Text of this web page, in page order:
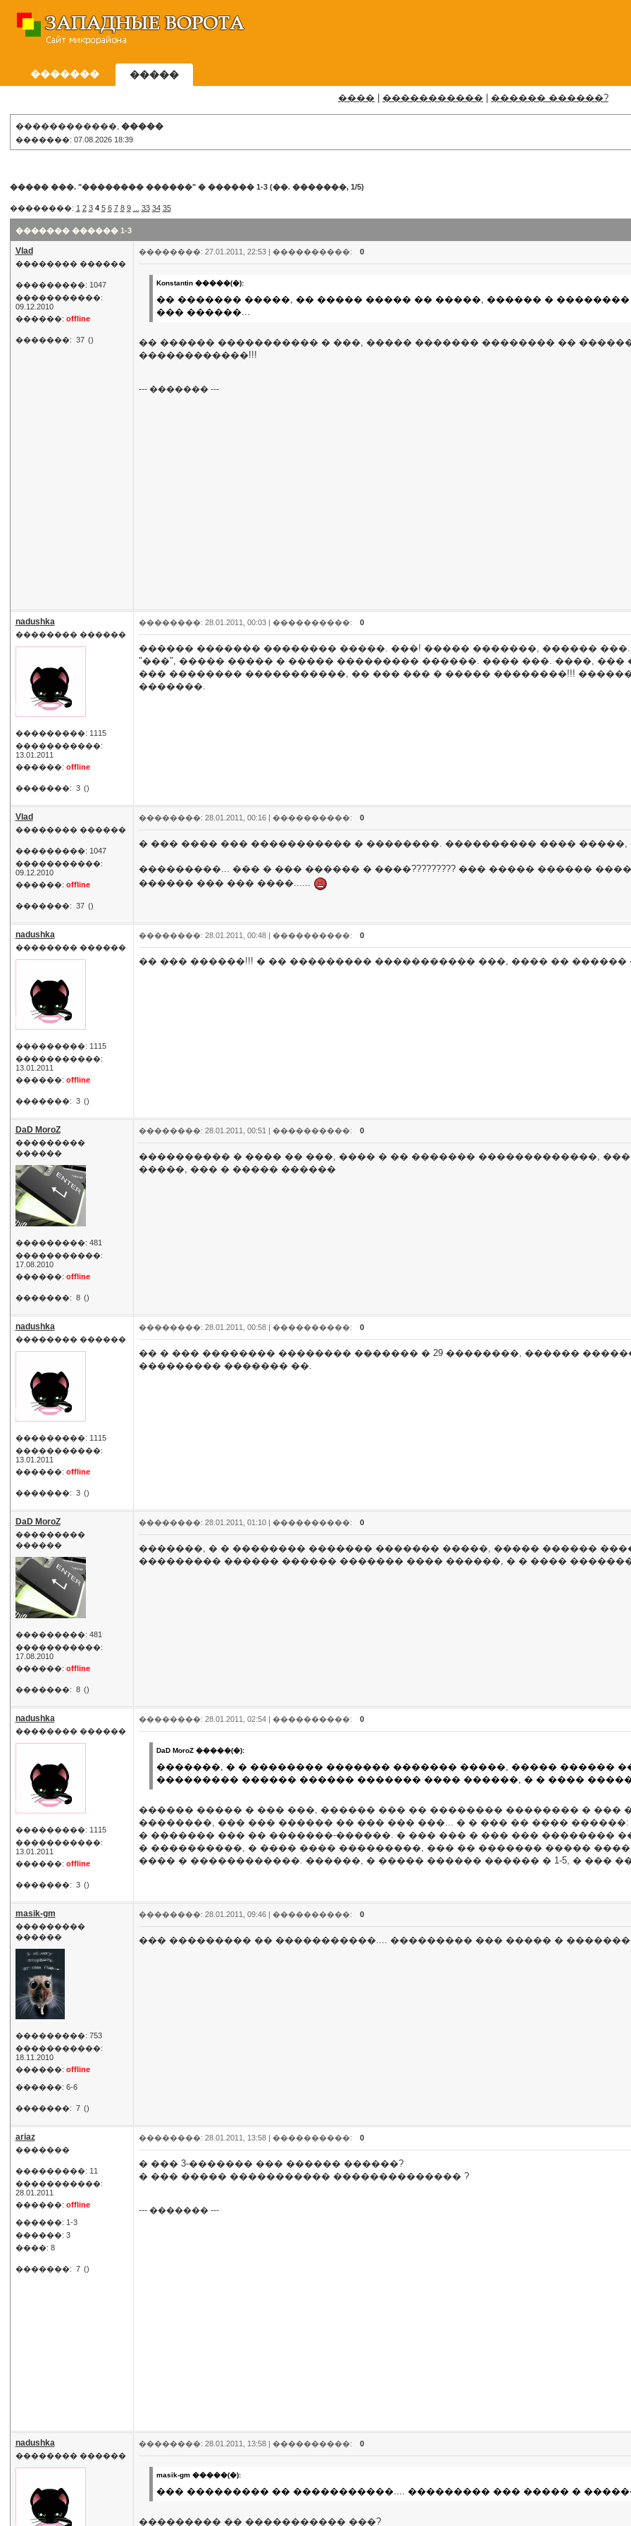
������� �����
���� ����������� ������ ������?
������������, �����
�������: 07.08.2026 18:39
����� ���. "�������� ������"� ������ 1-3 (��. �������, 1/5)
��������: 1 2 3 4 5 6 7 8 9 33 34 35
������� ������ 1-3
Vlad
�������� ������
���������: 1047
�����������:
09.12.2010
������: offline
�������: 37 ()
��������: 27.01.2011, 22:53 | ����������: 0
Konstantin �����(�):
�� ������� �����, �� ����� ����� �� �����, ������ �
��� ������...
�� ������ ����������� � ���, ����� ������� �������� ��
������������!!!
--- ������� ---
nadushka
�������� ������
���������: 1115
�����������:
13.01.2011
������: offline
�������: 3 ()
��������: 28.01.2011, 00:03 | ����������: 0
������ ������� �������� �����. ���! ����� �������, ������
"���", ����� ����� � ����� ��������� ������. ���� ���. ����,
��� �������� �����������, �� ��� ��� � ����� ��������!!!
�������.
Vlad
�������� ������
���������: 1047
�����������:
09.12.2010
������: offline
�������: 37 ()
��������: 28.01.2011, 00:16 | ����������: 0
� ��� ���� ��� ����������� � ��������. ���������� ���� �����,
���������... ��� � ��� ������ � ����????????? ��� ����� ������
������ ��� ��� ����......
nadushka
�������� ������
���������: 1115
�����������:
13.01.2011
������: offline
�������: 3 ()
��������: 28.01.2011, 00:48 | ����������: 0
�� ��� ������!!! � �� ��������� ����������� ���, ���� �� ������
DaD MoroZ
���������
������
���������: 481
�����������:
17.08.2010
������: offline
�������: 8 ()
��������: 28.01.2011, 00:51 | ����������: 0
���������� � ���� �� ���, ���� � �� ������� �������������,
�����, ��� � ����� ������
nadushka
�������� ������
���������: 1115
�����������:
13.01.2011
������: offline
�������: 3 ()
��������: 28.01.2011, 00:58 | ����������: 0
�� � ��� �������� �������� ������� � 29 ��������, ������
��������� ������� ��.
DaD MoroZ
���������
������
���������: 481
�����������:
17.08.2010
������: offline
�������: 8 ()
��������: 28.01.2011, 01:10 | ����������: 0
�������, � � �������� ������� ������� �����, ����� ������
��������� ������ ������ ������� ���� ������, � � ����
nadushka
�������� ������
���������: 1115
�����������:
13.01.2011
������: offline
�������: 3 ()
��������: 28.01.2011, 02:54 | ����������: 0
DaD MoroZ �����(�):
�������, � � �������� ������� ������� �����, ����� ������
��������� ������ ������ ������� ���� ������, � � ����
������ ����� � ��� ���, ������ ��� �� �������� �������� � ���
��������, ��� ��� ������ �� ��� ��� ���... � � ��� �� ����
� ������� ��� �� �������-������. � ��� ��� � ��� ��� ��������
� ����������, � ���� ���� ���������, ��� �� ������� �����
���� � ������������. ������, � ����� ������ ������ � 1-5, � ���
masik-gm
���������
������
���������: 753
�����������:
18.11.2010
������: offline
������: 6-6
�������: 7 ()
��������: 28.01.2011, 09:46 | ����������: 0
��� ��������� �� �����������.... ��������� ��� ����� �
ariaz
�������
���������: 11
�����������:
28.01.2011
������: offline
������: 1-3
������: 3
����: 8
�������: 7 ()
��������: 28.01.2011, 13:58 | ����������: 0
� ��� 3-������� ��� ������ ������?
� ��� ����� ����������� �������������� ?
--- ������� ---
nadushka
�������� ������
��������: 28.01.2011, 13:58 | ����������: 0
masik-gm �����(�):
��� ��������� �� �����������.... ��������� ��� ����� �
��������� �� ����������� ���?